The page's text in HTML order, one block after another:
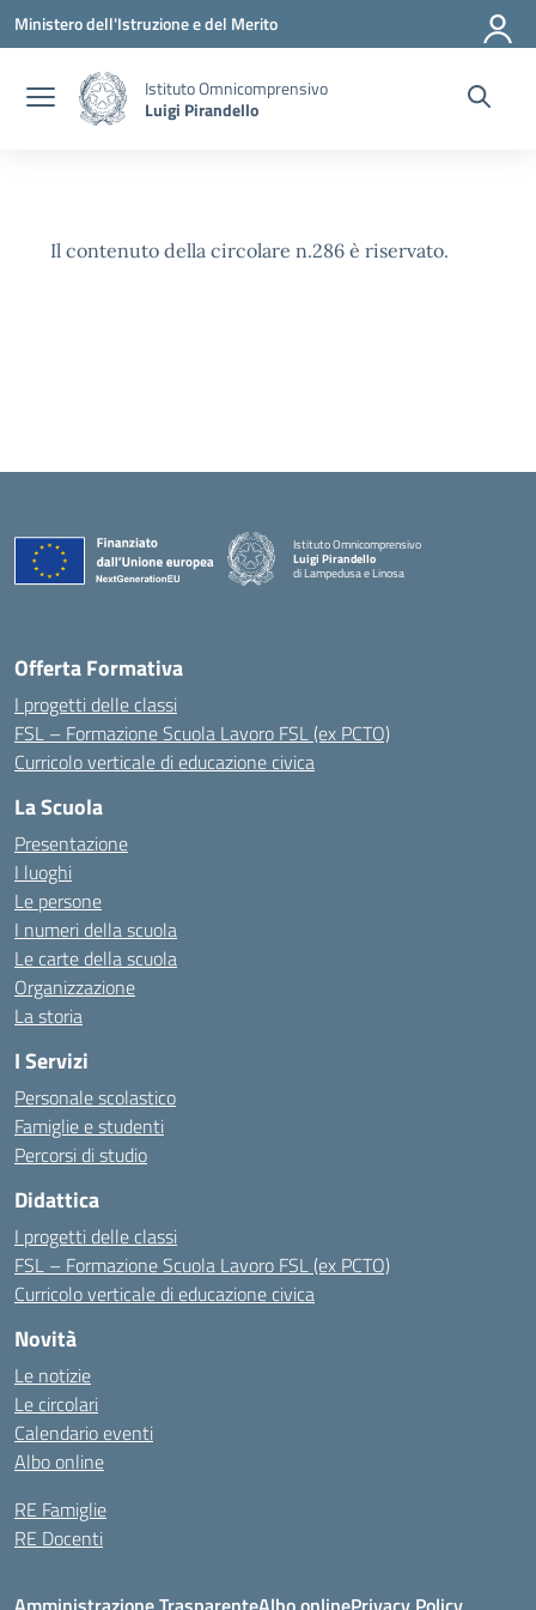
Vai ai contenuti
Vai al menu di navigazione
Vai al footer
Ministero dell'Istruzione e del Merito
Istituto Omnicomprensivo
Luigi Pirandello
Il contenuto della circolare n.286 è riservato.
Istituto Omnicomprensivo
Luigi Pirandello
di Lampedusa e Linosa
Offerta Formativa
I progetti delle classi
FSL – Formazione Scuola Lavoro FSL (ex PCTO)
Curricolo verticale di educazione civica
La Scuola
Presentazione
I luoghi
Le persone
I numeri della scuola
Le carte della scuola
Organizzazione
La storia
I Servizi
Personale scolastico
Famiglie e studenti
Percorsi di studio
Didattica
I progetti delle classi
FSL – Formazione Scuola Lavoro FSL (ex PCTO)
Curricolo verticale di educazione civica
Novità
Le notizie
Le circolari
Calendario eventi
Albo online
RE Famiglie
RE Docenti